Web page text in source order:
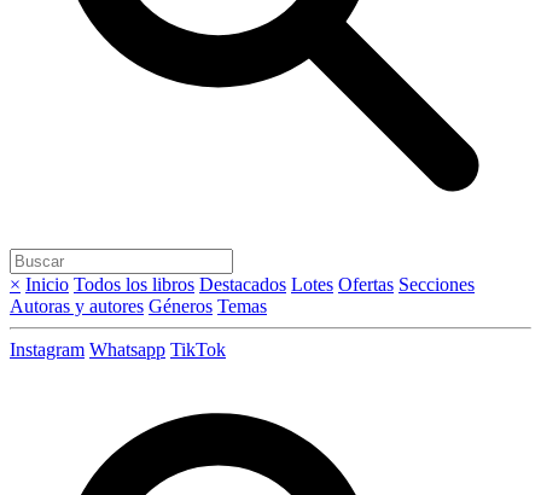
× Inicio Todos los libros Destacados Lotes Ofertas Secciones
Autoras y autores Géneros Temas
Instagram Whatsapp TikTok